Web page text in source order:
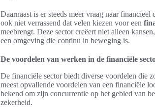
Daarnaast is er steeds meer vraag naar
ook niet verrassend dat velen kiezen voor een
meebrengt. Deze sector creëert niet alleen
een omgeving die continu in beweging is.
De voordelen van werken in de financiële
De financiële sector biedt diverse voordelen die
meest opvallende voordelen van een financiële
bekend om zijn concurrentie op het gebied van
zekerheid.